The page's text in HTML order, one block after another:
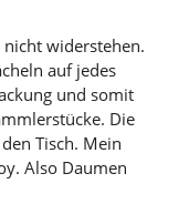
widerstehen.
auf jedes
und somit
Die
Tisch. Mein
Also Daumen